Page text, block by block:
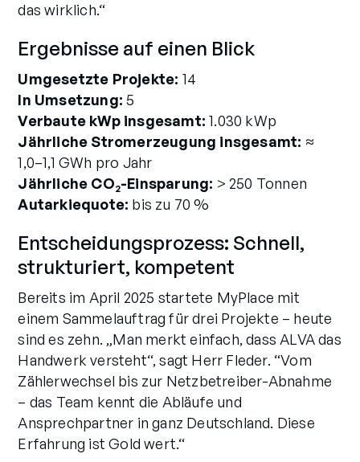
das wirklich.“
Ergebnisse auf einen Blick
Umgesetzte Projekte: 14
In Umsetzung: 5
Verbaute kWp insgesamt:1.030 kWp
Jährliche Stromerzeugung insgesamt: ≈
1,0–1,1 GWh pro Jahr
Jährliche CO₂-Einsparung: > 250 Tonnen
Autarkiequote: bis zu 70 %
Entscheidungsprozess: Schnell,
strukturiert, kompetent
Bereits im April 2025 startete MyPlace mit
einem Sammelauftrag für drei Projekte – heute
sind es zehn. „Man merkt einfach, dass ALVA das
Handwerk versteht“, sagt Herr Fleder. “Vom
Zählerwechsel bis zur Netzbetreiber-Abnahme
– das Team kennt die Abläufe und
Ansprechpartner in ganz Deutschland. Diese
Erfahrung ist Gold wert.“